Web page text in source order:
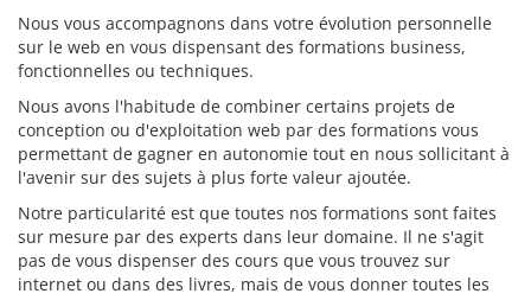
Nous vous accompagnons dans votre évolution personnelle
sur le web en vous dispensant des formations business,
fonctionnelles ou techniques.
Nous avons l'habitude de combiner certains projets de
conception ou d'exploitation web par des formations vous
permettant de gagner en autonomie tout en nous sollicitant à
l'avenir sur des sujets à plus forte valeur ajoutée.
Notre particularité est que toutes nos formations sont faites
sur mesure par des experts dans leur domaine. Il ne s'agit
pas de vous dispenser des cours que vous trouvez sur
internet ou dans des livres, mais de vous donner toutes les